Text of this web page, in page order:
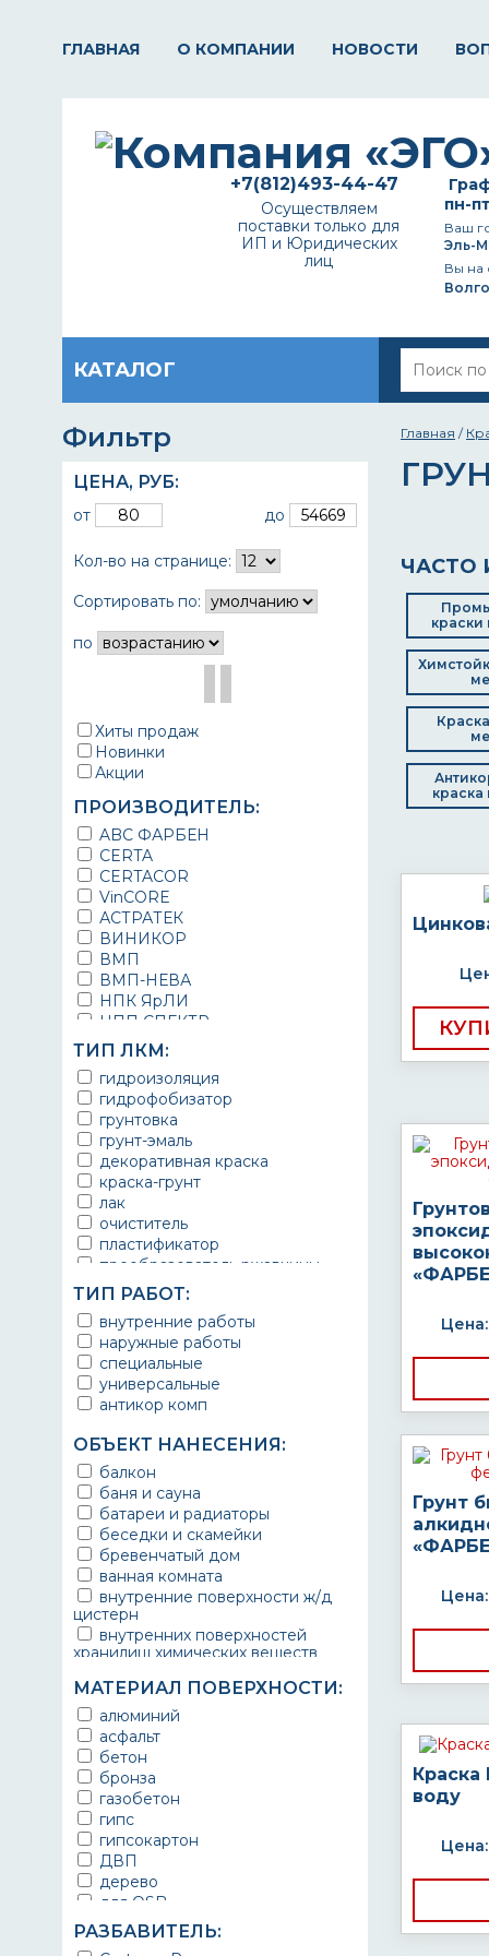
ГЛАВНАЯ О КОМПАНИИ НОВОСТИ
пн-
Ваш
Эль-
Вы на
+7(812)493-44-47
Осуществляем
поставки только для
ИП и Юридических
лиц
КАТАЛОГ
Фильтр
ЦЕНА, РУБ:
от до
Кол-во на странице:
Сортировать по:
по
Хиты продаж
Новинки
Акции
ПРОИЗВОДИТЕЛЬ:
ABC ФАРБЕН
CERTA
CERTACOR
VinCORE
АСТРАТЕК
ВИНИКОР
ВМП
ВМП-НЕВА
НПК ЯрЛИ
НПП СПЕКТР
НПФ ЭМАЛЬ
ТЕРМА
УРЕПЛЕН
ТИП ЛКМ:
гидроизоляция
гидрофобизатор
грунтовка
грунт-эмаль
декоративная краска
краска-грунт
лак
очиститель
пластификатор
преобразователь ржавчины
эмаль
Краска
Покрытие
грунт эмаль
защитное покрытие
ТИП РАБОТ:
внутренние работы
наружные работы
специальные
универсальные
антикор комп
ОБЪЕКТ НАНЕСЕНИЯ:
балкон
баня и сауна
батареи и радиаторы
беседки и скамейки
бревенчатый дом
ванная комната
внутренние поверхности ж/д
цистерн
внутренних поверхностей
хранилищ химических веществ
ворота
выхлопные системы
автомобилей
газопроводы
гараж
гидротехнические сооружения
городской транспорт
грузовые вагоны
двери металлические
детали двигателей
детали машин
для автомобилей
МАТЕРИАЛ ПОВЕРХНОСТИ:
алюминий
асфальт
бетон
бронза
газобетон
гипс
гипсокартон
ДВП
дерево
для OSB
для бетона
для гипса
РАЗБАВИТЕЛЬ:
Главная /
ЧАСТО
краски
краска
Цена:
Грунт
Цена:
воду
Цена: